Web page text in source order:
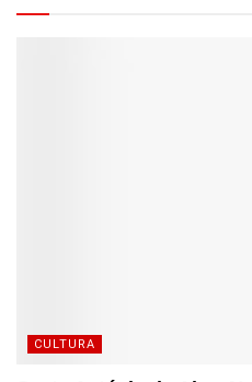
CULTURA